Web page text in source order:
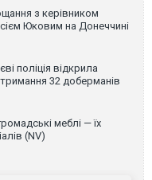
з керівником
Юковим на Донеччині
поліція відкрила
32 доберманів
меблі — їх
(NV)